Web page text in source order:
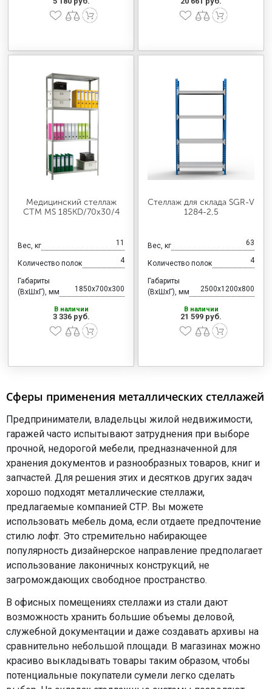
Медицинский стеллаж
СТМ MS 185KD/70х30/4
Вес, кг 11
Количество полок 4
Габариты
(ВхШхГ), мм
1850x700x300
В наличии
3 336 руб.
Стеллаж для склада SGR-V
1284-2,5
Вес, кг 63
Количество полок 4
Габариты
(ВхШхГ), мм
2500x1200x800
В наличии
21 599 руб.
Сферы применения металлических стеллажей
Предприниматели, владельцы жилой недвижимости,
гаражей часто испытывают затруднения при выборе
прочной, недорогой мебели, предназначенной для
хранения документов и разнообразных товаров, книг и
запчастей. Для решения этих и десятков других задач
хорошо подходят металлические стеллажи,
предлагаемые компанией СТР. Вы можете
использовать мебель дома, если отдаете предпочтение
стилю лофт. Это стремительно набирающее
популярность дизайнерское направление предполагает
использование лаконичных конструкций, не
загромождающих свободное пространство.
В офисных помещениях стеллажи из стали дают
возможность хранить большие объемы деловой,
служебной документации и даже создавать архивы на
сравнительно небольшой площади. В магазинах можно
красиво выкладывать товары таким образом, чтобы
потенциальные покупатели сумели легко сделать